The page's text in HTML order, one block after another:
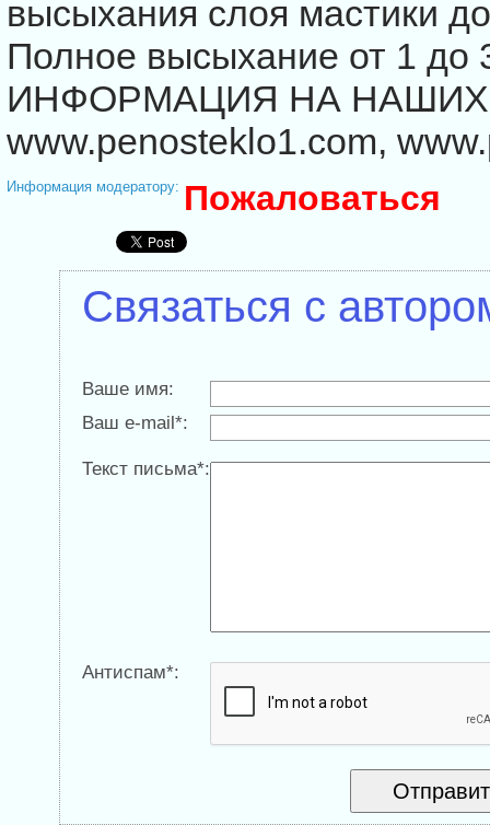
высыхания слоя мастики
Полное высыхание от 1
ИНФОРМАЦИЯ НА НАШИХ
www.penosteklo1.com,
Информация модератору: Пожаловаться
Связаться с
Ваше имя:
Ваш e-mail*:
Текст письма*:
Антиспам*: